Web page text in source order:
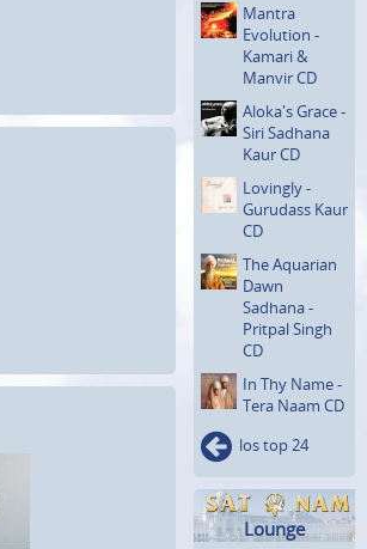
Mantra
Evolution -
Kamari &
Manvir CD
Aloka's Grace -
Siri Sadhana
Kaur CD
Lovingly -
Gurudass Kaur
CD
The Aquarian
Dawn
Sadhana -
Pritpal Singh
CD
In Thy Name -
Tera Naam CD
los top 24
Lounge